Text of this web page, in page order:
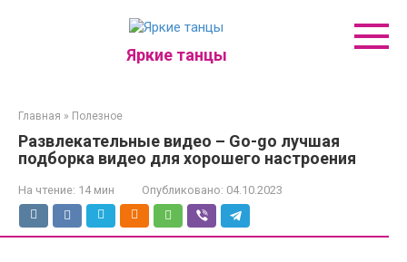
Яркие танцы
Главная » Полезное
Развлекательные видео – Go-go лучшая
подборка видео для хорошего настроения
На чтение: 14 мин Опубликовано: 04.10.2023